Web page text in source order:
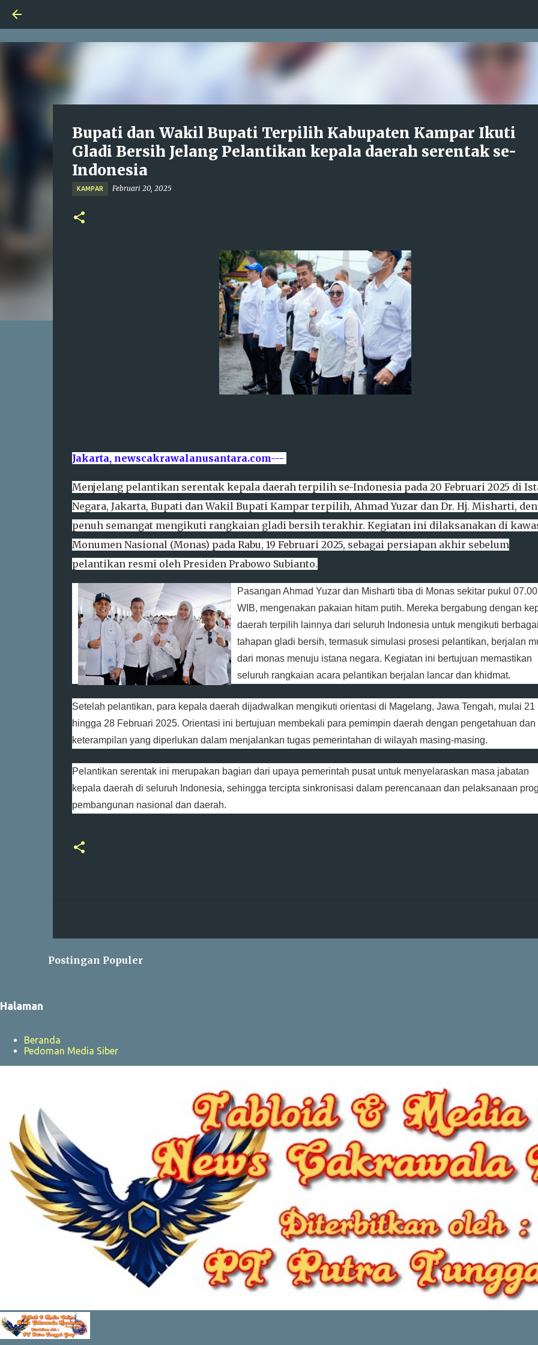
Bupati dan Wakil Bupati Terpilih Kabupaten Kampar Ikuti
Gladi Bersih Jelang Pelantikan kepala daerah serentak se-
Indonesia
KAMPAR Februari 20, 2025
Jakarta, newscakrawalanusantara.com---
Menjelang pelantikan serentak kepala daerah terpilih se-Indonesia pada 20 Februari 2025 di
Negara, Jakarta, Bupati dan Wakil Bupati Kampar terpilih, Ahmad Yuzar dan Dr. Hj. Misharti,
penuh semangat mengikuti rangkaian gladi bersih terakhir. Kegiatan ini dilaksanakan di
Monumen Nasional (Monas) pada Rabu, 19 Februari 2025, sebagai persiapan akhir sebelum
pelantikan resmi oleh Presiden Prabowo Subianto.
Pasangan Ahmad Yuzar dan Misharti tiba di Monas sekitar pukul 07.00
WIB, mengenakan pakaian hitam putih. Mereka bergabung dengan
daerah terpilih lainnya dari seluruh Indonesia untuk mengikuti berbagai
tahapan gladi bersih, termasuk simulasi prosesi pelantikan, berjalan
dari monas menuju istana negara. Kegiatan ini bertujuan memastikan
seluruh rangkaian acara pelantikan berjalan lancar dan khidmat.
Setelah pelantikan, para kepala daerah dijadwalkan mengikuti orientasi di Magelang, Jawa Tengah, mulai 21
hingga 28 Februari 2025. Orientasi ini bertujuan membekali para pemimpin daerah dengan pengetahuan dan
keterampilan yang diperlukan dalam menjalankan tugas pemerintahan di wilayah masing-masing.
Pelantikan serentak ini merupakan bagian dari upaya pemerintah pusat untuk menyelaraskan masa jabatan
kepala daerah di seluruh Indonesia, sehingga tercipta sinkronisasi dalam perencanaan dan pelaksanaan
pembangunan nasional dan daerah.
Postingan Populer
Halaman
Beranda
Pedoman Media Siber